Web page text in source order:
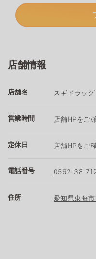
店舗情報
店舗名 スギドラッ
営業時間 店舗HPをご
定休日 店舗HPをご
電話番号 0562-38-
住所 愛知県東海市